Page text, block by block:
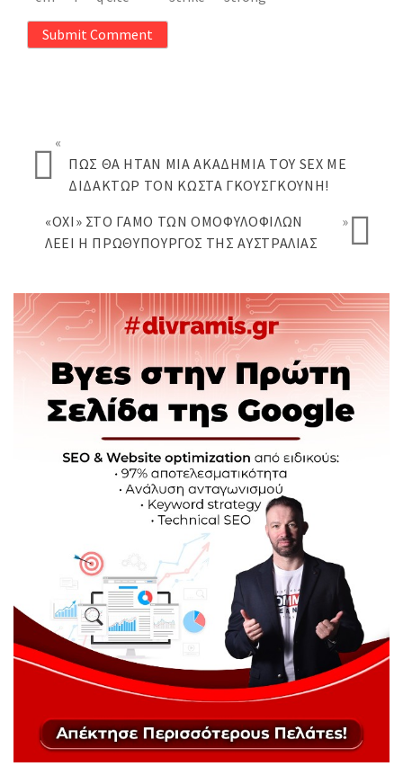
Submit Comment
«
ΠΩΣ ΘΑ ΉΤΑΝ ΜΊΑ ΑΚΑΔΗΜΊΑ ΤΟΥ SEX ΜΕ
ΔΙΔΆΚΤΩΡ ΤΟΝ ΚΏΣΤΑ ΓΚΟΥΣΓΚΟΎΝΗ!
«ΌΧΙ» ΣΤΟ ΓΆΜΟ ΤΩΝ ΟΜΟΦΥΛΟΦΊΛΩΝ
ΛΈΕΙ Η ΠΡΩΘΥΠΟΥΡΓΌΣ ΤΗΣ ΑΥΣΤΡΑΛΊΑΣ
»